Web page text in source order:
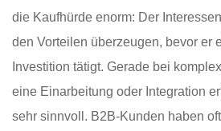
die Kaufhürde enorm: Der
den Vorteilen überzeugen, bevor er
Investition tätigt. Gerade bei
eine Einarbeitung oder Integration
sehr sinnvoll. B2B-Kunden haben